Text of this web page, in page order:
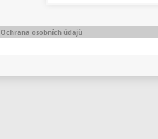
Ochrana osobních údajů